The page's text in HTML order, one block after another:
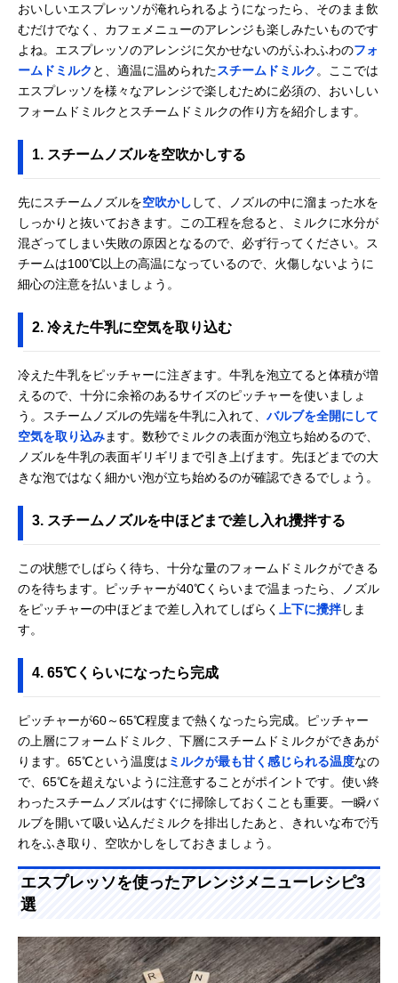
おいしいエスプレッソが淹れられるようになったら、そのまま飲
むだけでなく、カフェメニューのアレンジも楽しみたいものです
よね。エスプレッソのアレンジに欠かせないのがふわふわのフォ
ームドミルク と、適温に温められたスチームドミルク 。ここでは
エスプレッソを様々なアレンジで楽しむために必須の、おいしい
フォームドミルクとスチームドミルクの作り方を紹介します。
1. スチームノズルを空吹かしする
先にスチームノズルを空吹かし して、ノズルの中に溜まった水を
しっかりと抜いておきます。この工程を怠ると、ミルクに水分が
混ざってしまい失敗の原因となるので、必ず行ってください。ス
チームは100℃以上の高温になっているので、火傷しないように
細心の注意を払いましょう。
2. 冷えた牛乳に空気を取り込む
冷えた牛乳をピッチャーに注ぎます。牛乳を泡立てると体積が増
えるので、十分に余裕のあるサイズのピッチャーを使いましょ
う。スチームノズルの先端を牛乳に入れて、 バルブを全開にして
空気を取り込みます。数秒でミルクの表面が泡立ち始めるので、
ノズルを牛乳の表面ギリギリまで引き上げます。先ほどまでの大
きな泡ではなく細かい泡が立ち始めるのが確認できるでしょう。
3. スチームノズルを中ほどまで差し入れ攪拌する
この状態でしばらく待ち、十分な量のフォームドミルクができる
のを待ちます。ピッチャーが40℃くらいまで温まったら、ノズル
をピッチャーの中ほどまで差し入れてしばらく
上下に攪拌しま
す。
4. 65℃くらいになったら完成
ピッチャーが60～65℃程度まで熱くなったら完成。ピッチャー
の上層にフォームドミルク、下層にスチームドミルクができあが
ります。65℃という温度は ミルクが最も甘く感じられる温度なの
で、65℃を超えないように注意することがポイントです。使い終
わったスチームノズルはすぐに掃除しておくことも重要。一瞬バ
ルブを開いて吸い込んだミルクを排出したあと、きれいな布で汚
れをふき取り、空吹かしをしておきましょう。
エスプレッソを使ったアレンジメニューレシピ3
選